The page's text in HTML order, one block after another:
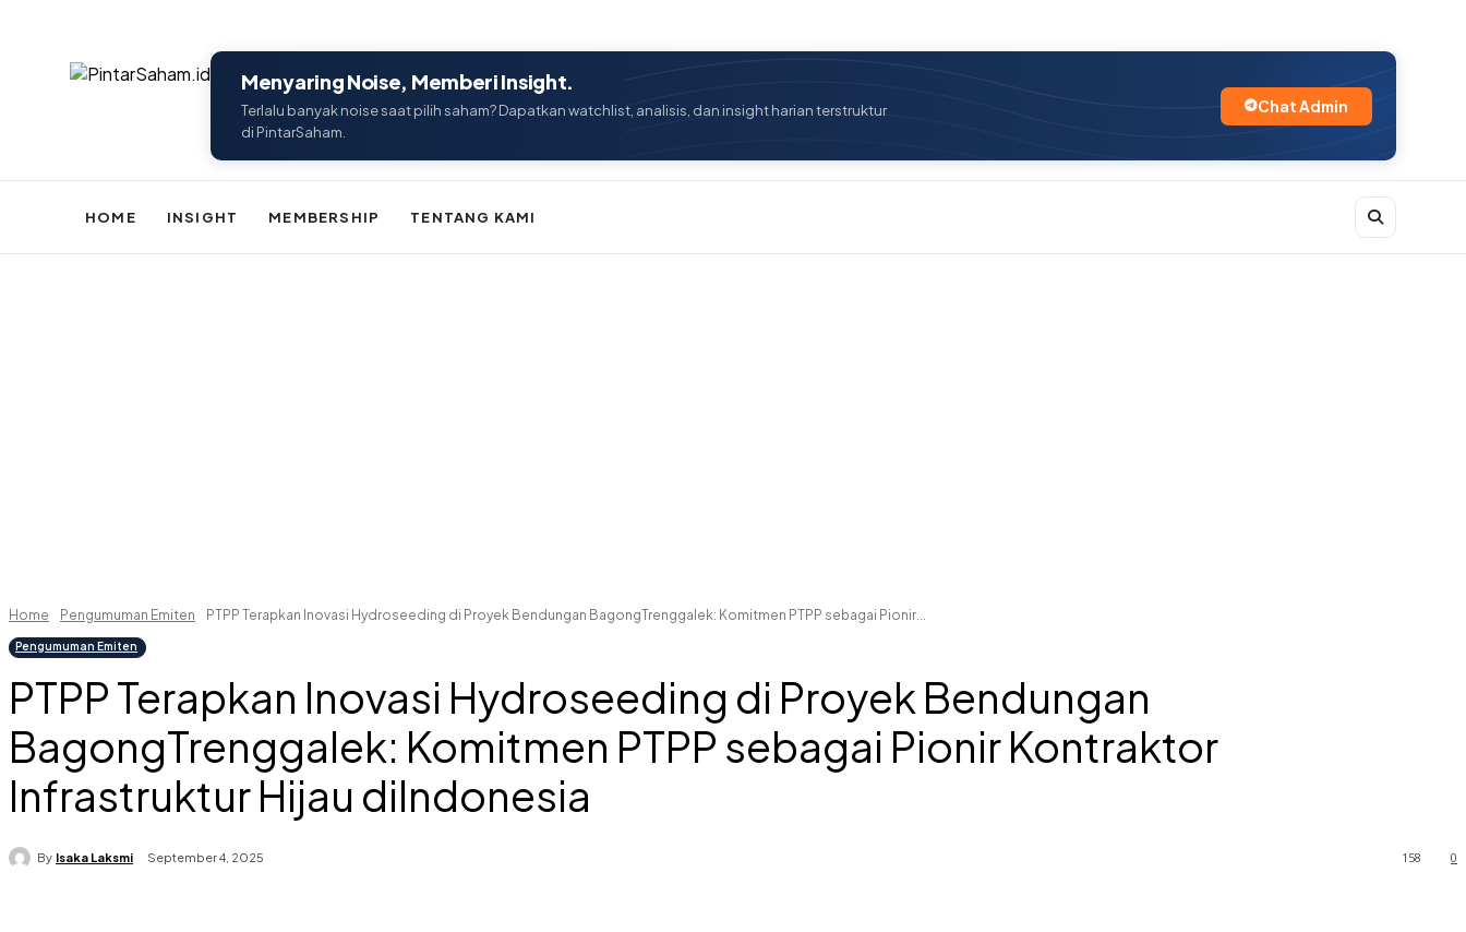
Menyaring Noise, Memberi Insight.
Terlalu banyak noise saat pilih saham? Dapatkan watchlist, analisis, dan insight harian terstruktur
di PintarSaham.
Chat Admin
HOME INSIGHT MEMBERSHIP TENTANG KAMI
Home Pengumuman Emiten PTPP Terapkan Inovasi Hydroseeding di Proyek Bendungan BagongTrenggalek: Komitmen PTPP sebagai Pionir...
Pengumuman Emiten
PTPP Terapkan Inovasi Hydroseeding di Proyek Bendungan
BagongTrenggalek: Komitmen PTPP sebagai Pionir Kontraktor
Infrastruktur Hijau diIndonesia
By Isaka Laksmi September 4, 2025 0
158